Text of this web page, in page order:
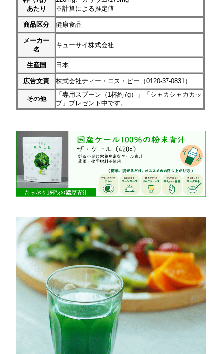
あたり
※計算による推定値
商品区分 健康食品
メーカー
名
キューサイ株式会社
生産国 日本
広告文責 株式会社ティー・エス・ピー（0120-37-0831）
その他
「専用スプーン（1杯約7g）」「シャカシャカカッ
プ」プレゼント中です。